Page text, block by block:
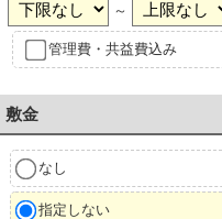
～
管理費・共益費込み
敷金
なし
指定しない